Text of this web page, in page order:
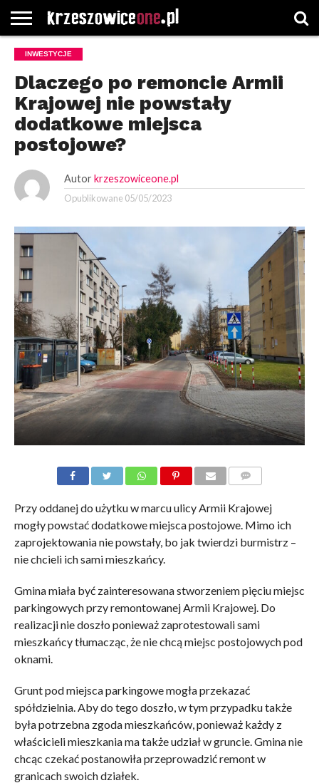
STRONA
GŁÓWNA
WYBORY
WYBIERZ
ROZKŁADY
GREGORCZYK
KONTAKT
INWESTYCJE
Dlaczego po remoncie Armii
Krajowej nie powstały
dodatkowe miejsca
postojowe?
Autor krzeszowiceone.pl
Opublikowane 05/05/2023
Przy oddanej do użytku w marcu ulicy Armii Krajowej
mogły powstać dodatkowe miejsca postojowe. Mimo ich
zaprojektowania nie powstały, bo jak twierdzi burmistrz –
nie chcieli ich sami mieszkańcy.
Gmina miała być zainteresowana stworzeniem pięciu miejsc
parkingowych przy remontowanej Armii Krajowej. Do
realizacji nie doszło ponieważ zaprotestowali sami
mieszkańcy tłumacząc, że nie chcą miejsc postojowych pod
oknami.
Grunt pod miejsca parkingowe mogła przekazać
spółdzielnia. Aby do tego doszło, w tym przypadku także
była potrzebna zgoda mieszkańców, ponieważ każdy z
właścicieli mieszkania ma także udział w gruncie. Gmina nie
chcąc czekać postanowiła przeprowadzić remont w
granicach swoich działek.